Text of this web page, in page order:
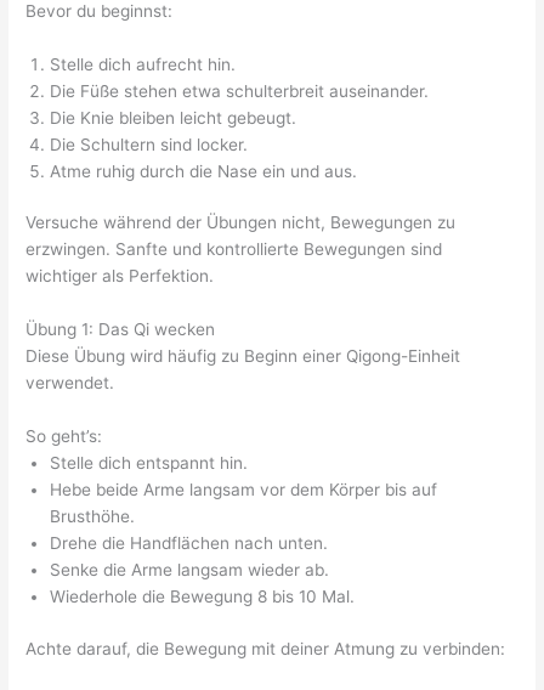
Bevor du beginnst:
Stelle dich aufrecht hin.
Die Füße stehen etwa schulterbreit auseinander.
Die Knie bleiben leicht gebeugt.
Die Schultern sind locker.
Atme ruhig durch die Nase ein und aus.
Versuche während der Übungen nicht, Bewegungen zu
erzwingen. Sanfte und kontrollierte Bewegungen sind
wichtiger als Perfektion.
Übung 1: Das Qi wecken
Diese Übung wird häufig zu Beginn einer Qigong-Einheit
verwendet.
So geht’s:
Stelle dich entspannt hin.
Hebe beide Arme langsam vor dem Körper bis auf
Brusthöhe.
Drehe die Handflächen nach unten.
Senke die Arme langsam wieder ab.
Wiederhole die Bewegung 8 bis 10 Mal.
Achte darauf, die Bewegung mit deiner Atmung zu verbinden: